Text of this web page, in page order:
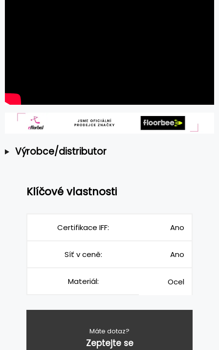
Výrobce/distributor
Klíčové vlastnosti
Certifikace IFF: Ano
Síť v ceně: Ano
Materiál: Ocel
Máte dotaz?
Zeptejte se